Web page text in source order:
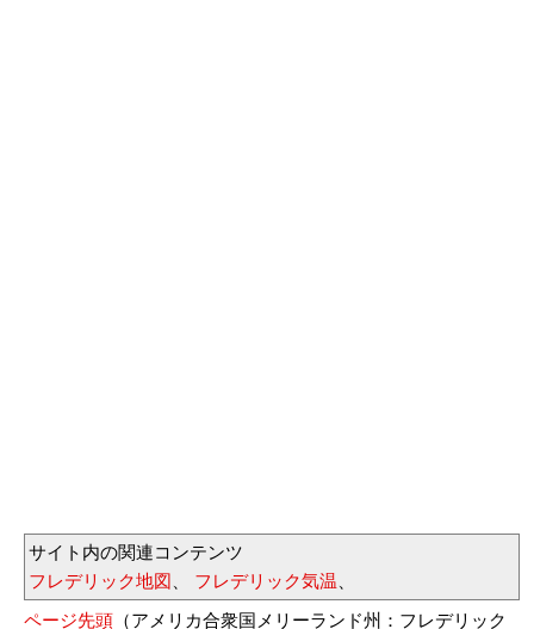
サイト内の関連コンテンツ
フレデリック地図
フレデリック気温
ページ先頭 （アメリカ合衆国メリーランド州：フレデリック